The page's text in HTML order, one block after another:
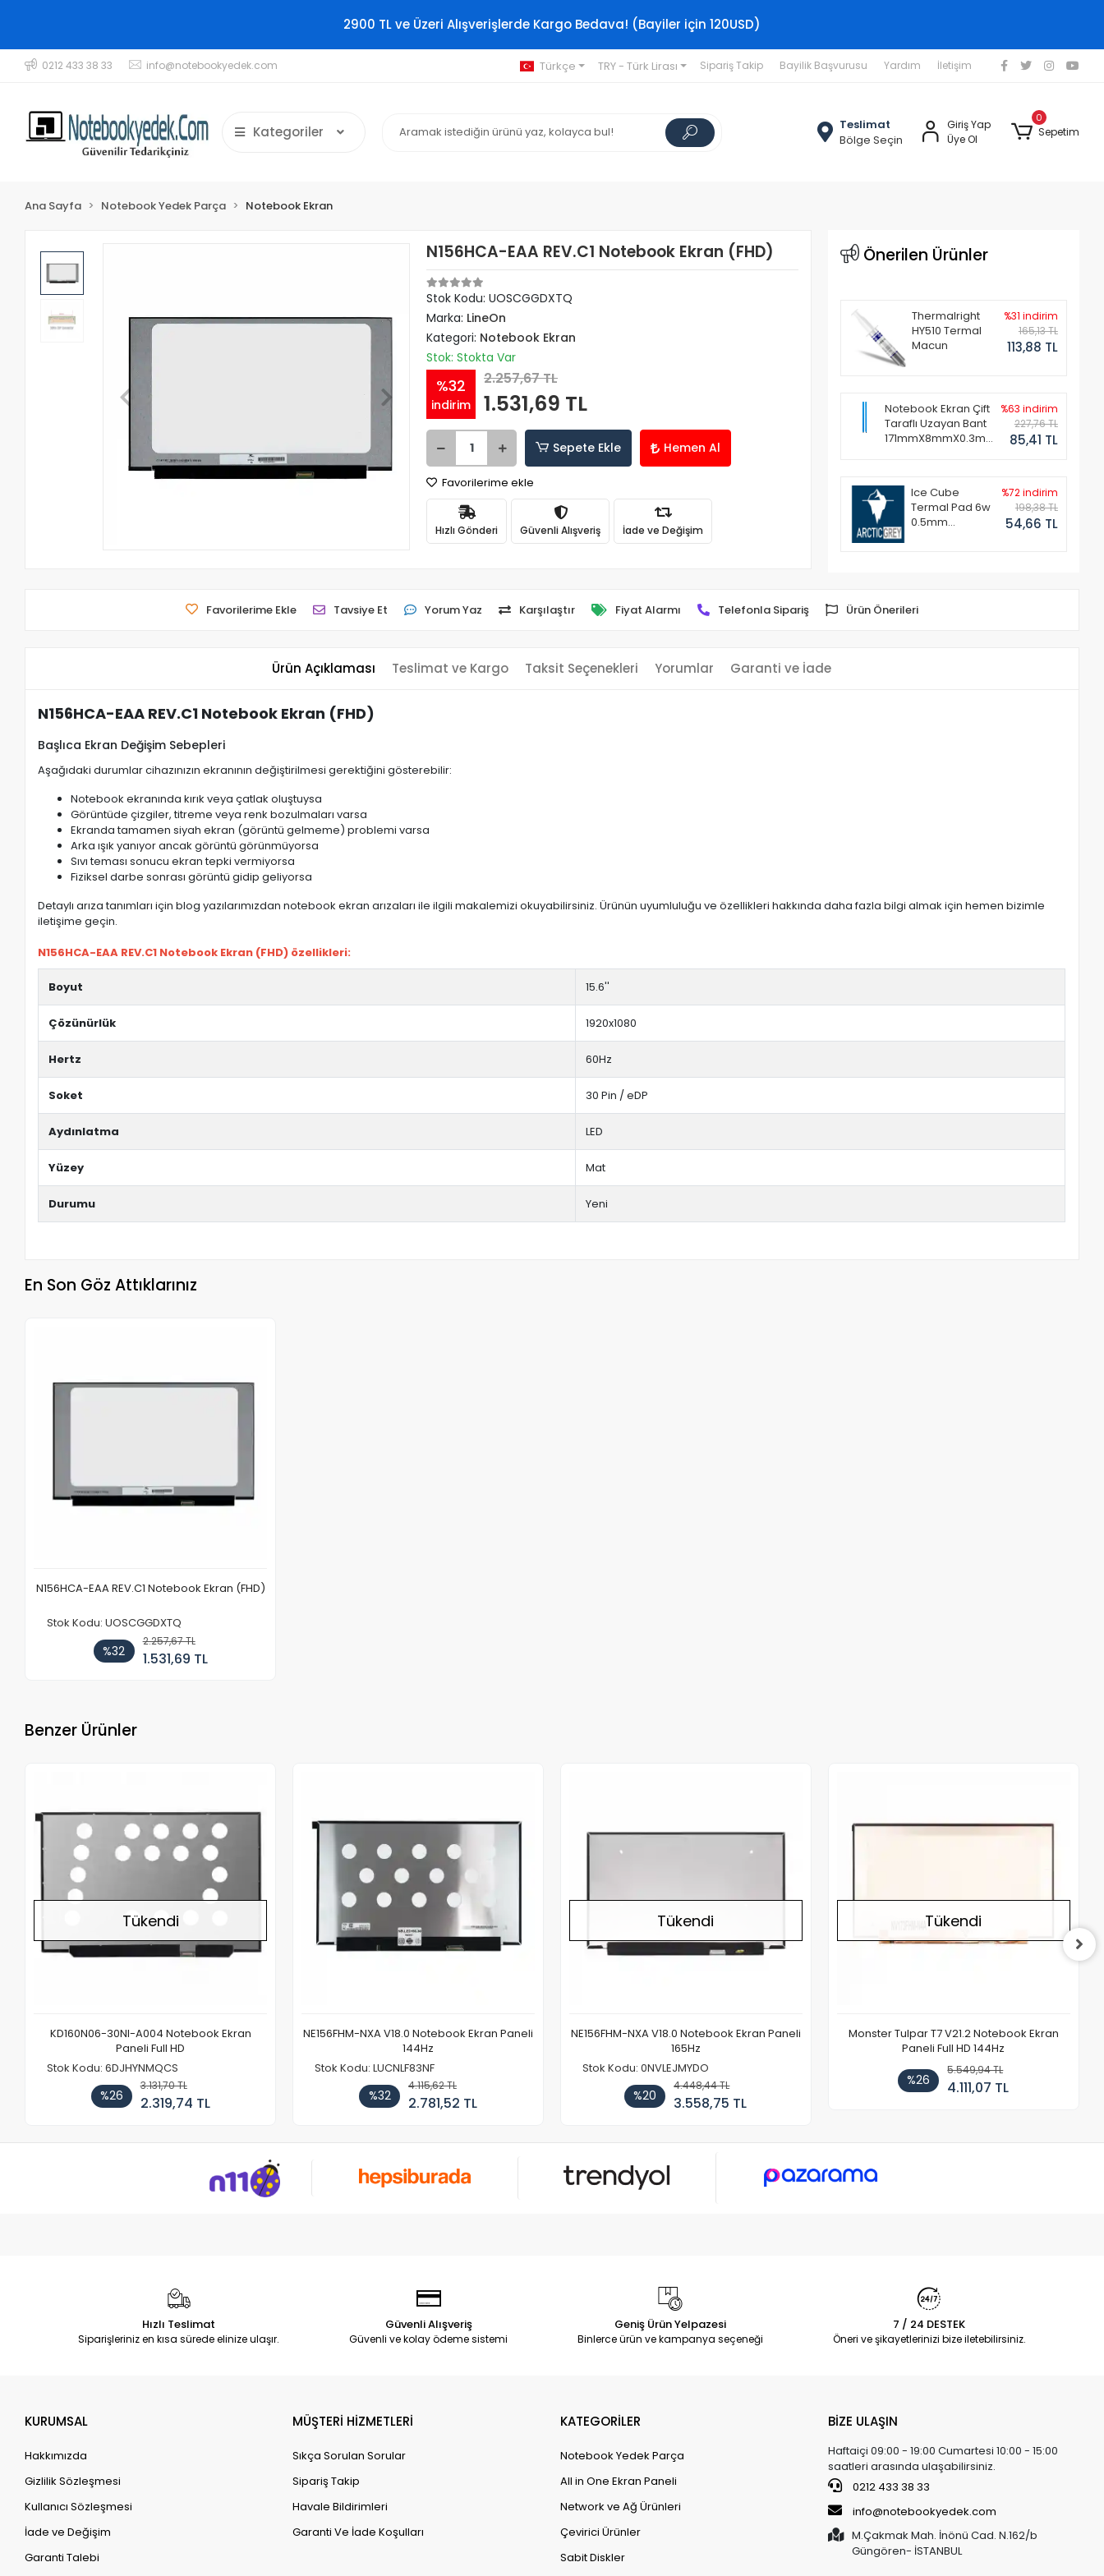
2900 TL ve Üzeri Alışverişlerde Kargo Bedava! (Bayiler için 120USD)
0212 433 38 33 info@notebookyedek.com Türkçe TRY - Türk Lirası Sipariş Takip Bayilik Başvurusu Yardım İletişim
Kategoriler
Teslimat
Bölge Seçin
Giriş Yap
Üye Ol
0
Sepetim
Ana Sayfa Notebook Yedek Parça Notebook Ekran
N156HCA-EAA REV.C1 Notebook Ekran (FHD)
Stok Kodu: UOSCGGDXTQ
Marka: LineOn
Kategori: Notebook Ekran
Stok: Stokta Var
%32
indirim
2.257,67 TL
1.531,69 TL
Sepete Ekle Hemen Al
Favorilerime ekle
Hızlı Gönderi Güvenli Alışveriş İade ve Değişim
Önerilen Ürünler
Thermalright
HY510 Termal
Macun
%31 indirim
165,13 TL
113,88 TL
Notebook Ekran Çift
Taraflı Uzayan Bant
171mmX8mmX0.3mm
%63 indirim
227,76 TL
85,41 TL
Ice Cube
Termal Pad 6w
0.5mm
%72 indirim
198,38 TL
54,66 TL
Favorilerime Ekle Tavsiye Et Yorum Yaz Karşılaştır Fiyat Alarmı Telefonla Sipariş Ürün Önerileri
Ürün Açıklaması Teslimat ve Kargo Taksit Seçenekleri Yorumlar Garanti ve İade
N156HCA-EAA REV.C1 Notebook Ekran (FHD)
Başlıca Ekran Değişim Sebepleri
Aşağıdaki durumlar cihazınızın ekranının değiştirilmesi gerektiğini gösterebilir:
Notebook ekranında kırık veya çatlak oluştuysa
Görüntüde çizgiler, titreme veya renk bozulmaları varsa
Ekranda tamamen siyah ekran (görüntü gelmeme) problemi varsa
Arka ışık yanıyor ancak görüntü görünmüyorsa
Sıvı teması sonucu ekran tepki vermiyorsa
Fiziksel darbe sonrası görüntü gidip geliyorsa
Detaylı arıza tanımları için blog yazılarımızdan notebook ekran arızaları ile ilgili makalemizi okuyabilirsiniz. Ürünün uyumluluğu ve özellikleri hakkında daha fazla bilgi almak için hemen bizimle
iletişime geçin.
N156HCA-EAA REV.C1 Notebook Ekran (FHD) özellikleri:
Boyut 15.6''
Çözünürlük 1920x1080
Hertz 60Hz
Soket 30 Pin / eDP
Aydınlatma LED
Yüzey Mat
Durumu Yeni
En Son Göz Attıklarınız
N156HCA-EAA REV.C1 Notebook Ekran (FHD)
Stok Kodu: UOSCGGDXTQ
%32
2.257,67 TL
1.531,69 TL
Benzer Ürünler
Tükendi
KD160N06-30NI-A004 Notebook Ekran
Paneli Full HD
Stok Kodu: 6DJHYNMQCS
%26
3.131,70 TL
2.319,74 TL
NE156FHM-NXA V18.0 Notebook Ekran Paneli
144Hz
Stok Kodu: LUCNLF83NF
%32
4.115,62 TL
2.781,52 TL
Tükendi
NE156FHM-NXA V18.0 Notebook Ekran Paneli
165Hz
Stok Kodu: 0NVLEJMYDO
%20
4.448,44 TL
3.558,75 TL
Tükendi
Monster Tulpar T7 V21.2 Notebook Ekran
Paneli Full HD 144Hz
%26
5.549,94 TL
4.111,07 TL
Hızlı Teslimat
Siparişleriniz en kısa sürede elinize ulaşır.
Güvenli Alışveriş
Güvenli ve kolay ödeme sistemi
Geniş Ürün Yelpazesi
Binlerce ürün ve kampanya seçeneği
7 / 24 DESTEK
Öneri ve şikayetlerinizi bize iletebilirsiniz.
KURUMSAL
Hakkımızda
Gizlilik Sözleşmesi
Kullanıcı Sözleşmesi
İade ve Değişim
Garanti Talebi
MÜŞTERİ HİZMETLERİ
Sıkça Sorulan Sorular
Sipariş Takip
Havale Bildirimleri
Garanti Ve İade Koşulları
KATEGORİLER
Notebook Yedek Parça
All in One Ekran Paneli
Network ve Ağ Ürünleri
Çevirici Ürünler
Sabit Diskler
BİZE ULAŞIN
Haftaiçi 09:00 - 19:00 Cumartesi 10:00 - 15:00
saatleri arasında ulaşabilirsiniz.
0212 433 38 33
info@notebookyedek.com
M.Çakmak Mah. İnönü Cad. N.162/b
Güngören- İSTANBUL